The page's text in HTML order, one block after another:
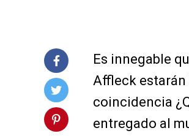
Es innegable
Affleck estarán
coincidencia
entregado al